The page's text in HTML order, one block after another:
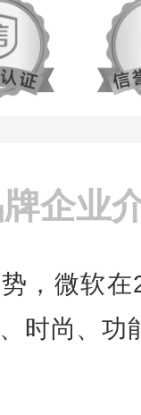
企业
，微软
时尚、功